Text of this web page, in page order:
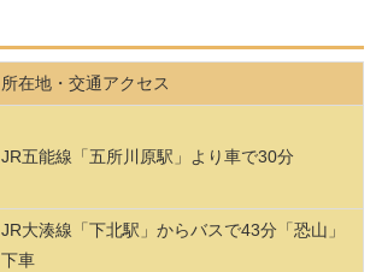
所在地・交通アクセス
JR五能線「五所川原駅」より車で30分
JR大湊線「下北駅」からバスで43分「恐山」
下車